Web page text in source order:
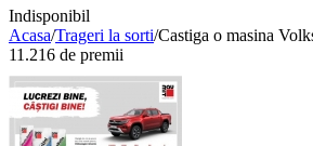
Indisponibil
Acasa/Trageri la sorti/Castiga o masina
11.216 de premii